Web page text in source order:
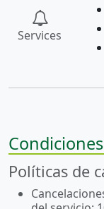
Services
Políticas de